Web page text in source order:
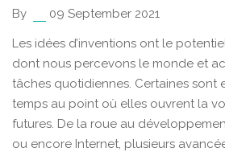
By 09 September 2021
Les idées d’inventions ont le
dont nous percevons le monde et
tâches quotidiennes. Certaines sont
temps au point où elles ouvrent la
futures. De la roue au
ou encore Internet, plusieurs